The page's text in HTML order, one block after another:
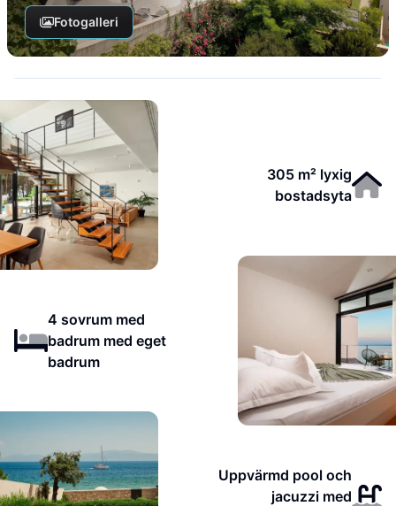
Fotogalleri
305 m² lyxig
bostadsyta
4 sovrum med
badrum med eget
badrum
Uppvärmd pool och
jacuzzi med